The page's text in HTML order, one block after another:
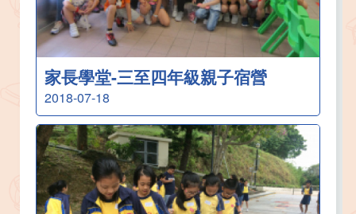
家長學堂-三至四年級親子宿營
2018-07-18